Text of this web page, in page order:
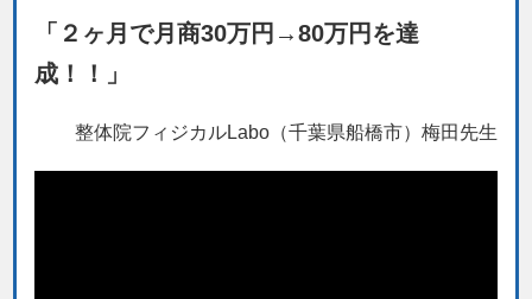
「２ヶ月で月商30万円→80万円を達
成！！」
整体院フィジカルLabo（千葉県船橋市）梅田先生